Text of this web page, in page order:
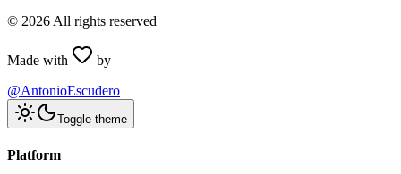
© 2026 All rights reserved
Made with
by
@AntonioEscudero
Toggle theme
Platform